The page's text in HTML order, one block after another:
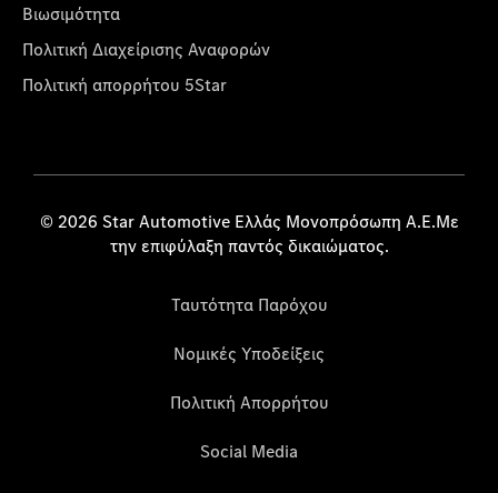
Βιωσιμότητα
Πολιτική Διαχείρισης Αναφορών
Πολιτική απορρήτου 5Star
© 2026 Star Automotive Ελλάς Μονοπρόσωπη Α.Ε.Με
την επιφύλαξη παντός δικαιώματος.
Ταυτότητα Παρόχου
Νομικές Υποδείξεις
Πολιτική Απορρήτου
Social Media